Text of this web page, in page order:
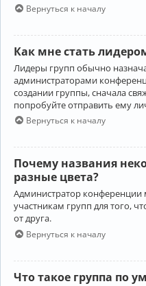
Вернуться к началу
Как мне стать
Лидеры групп обычно
администраторами
создании группы, сначала
попробуйте отправить ему
Вернуться к началу
Почему названия
разные цвета?
Администратор конференции
участникам групп для того,
от друга.
Вернуться к началу
Что такое группа по